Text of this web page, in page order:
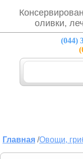
оливки,
(044)
Главная /Овощи,